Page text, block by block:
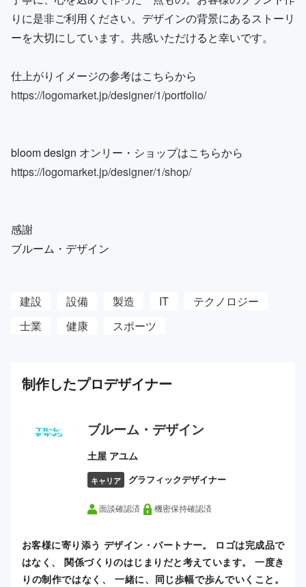
りに是非ご利用ください。デザインの背景にあるストーリ
ーを大切にしています。共感いただけると幸いです。
仕上がりイメージの参考はこちらから
https://logomarket.jp/designer/1/portfolio/
bloom design オンリー・ショップはこちらから
https://logomarket.jp/designer/1/shop/
感謝
ブルーム・デザイン
建設 設備 製造 IT
テクノロジー
士業
健康 スポーツ
制作したプロデザイナー
ブルーム・デザイン
土屋 アユム
キャリア グラフィックデザイナー
面談確認済 機密保持確認済
お客様に寄り添う デザイン・パートナー。 ロゴは完成品で
はなく、 関係づくりのはじまりだと考えています。 一度き
りの制作ではなく、 一緒に、同じ歩幅で歩んでいくこと。